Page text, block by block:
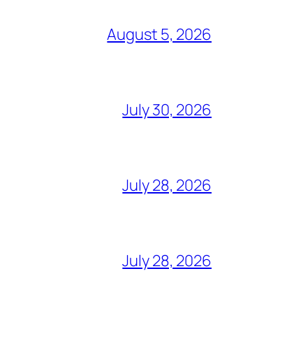
August 5, 2026
July 30, 2026
July 28, 2026
July 28, 2026